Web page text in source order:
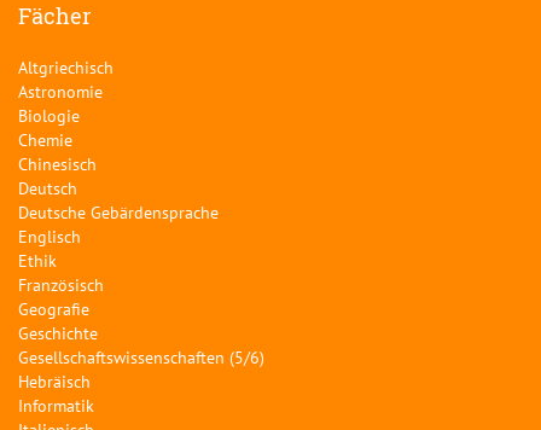
Fächer
Altgriechisch
Astronomie
Biologie
Chemie
Chinesisch
Deutsch
Deutsche Gebärdensprache
Englisch
Ethik
Französisch
Geografie
Geschichte
Gesellschaftswissenschaften (5/6)
Hebräisch
Informatik